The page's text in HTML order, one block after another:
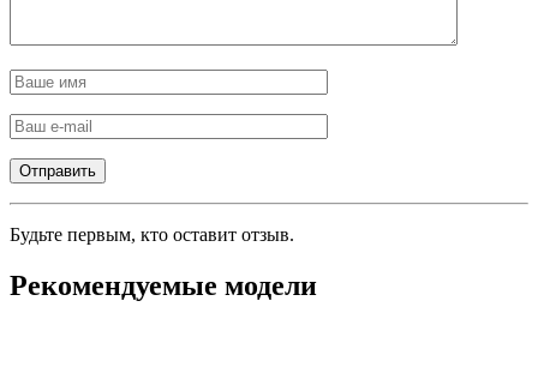
Будьте первым, кто оставит отзыв.
Рекомендуемые модели